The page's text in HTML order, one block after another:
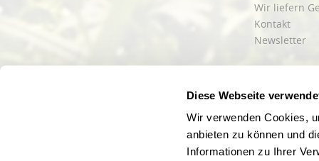
Diese Webseite
Wir verwenden Cookies,
anbieten zu können und
Informationen zu Ihrer
Wir liefern
Kontakt
Newsletter
* Alle
Webseitenbetreiber: Drink now GmbH: AGB|Impressum|
Lienz,Neustadt am Rübenberge,